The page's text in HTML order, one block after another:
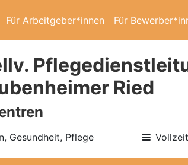
Für Arbeitgeber*innen Für
Ried
Gesundheit, Pflege Vollzeit